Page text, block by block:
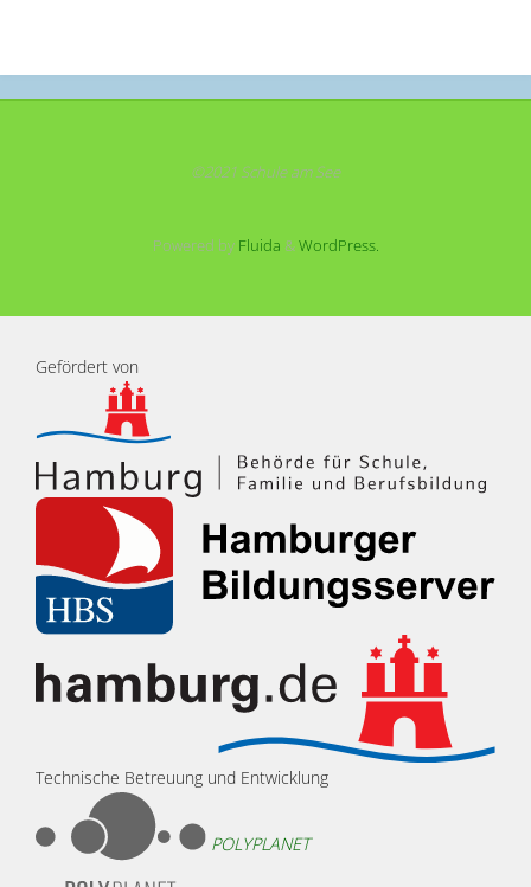
©2021 Schule am See
Powered byFluida &WordPress.
Gefördert von
Technische Betreuung und Entwicklung
POLYPLANET